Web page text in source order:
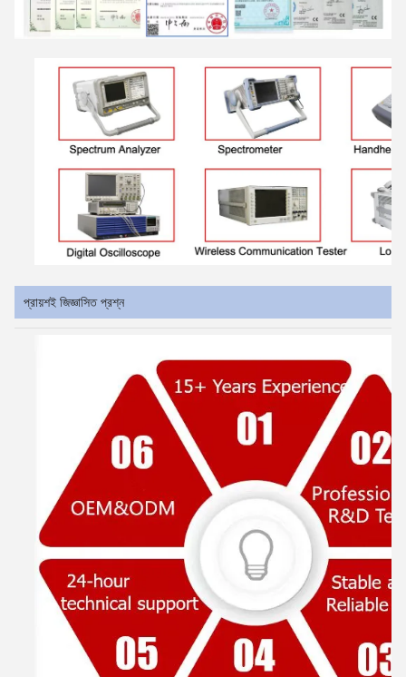
প্রায়শই জিজ্ঞাসিত প্রশ্ন